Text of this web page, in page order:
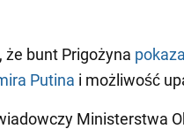
że bunt Prigożyna
Putina i możliwość
Ministerstwa